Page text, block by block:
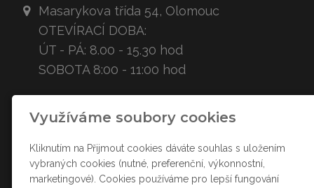
Masarykova třída 54, Olomouc
OTEVÍRACÍ DOBA:
ÚT - PÁ: 8.00 - 15.30 hod
SOBOTA 8:00 - 11:00 hod
ztracenacukrarna@seznam.cz
+420607 778 008
Využíváme soubory cookies
Kliknutím na Přijmout cookies dáváte souhlas s uložením
vybraných cookies (nutné, preferenční, výkonnostní,
marketingové). Cookies používáme pro lepší fungování